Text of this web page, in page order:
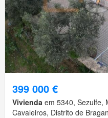
399 000 €
Vivienda em 5340, Sezulfe,
Cavaleiros, Distrito de